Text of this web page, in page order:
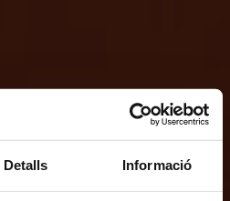
Detalls Informació